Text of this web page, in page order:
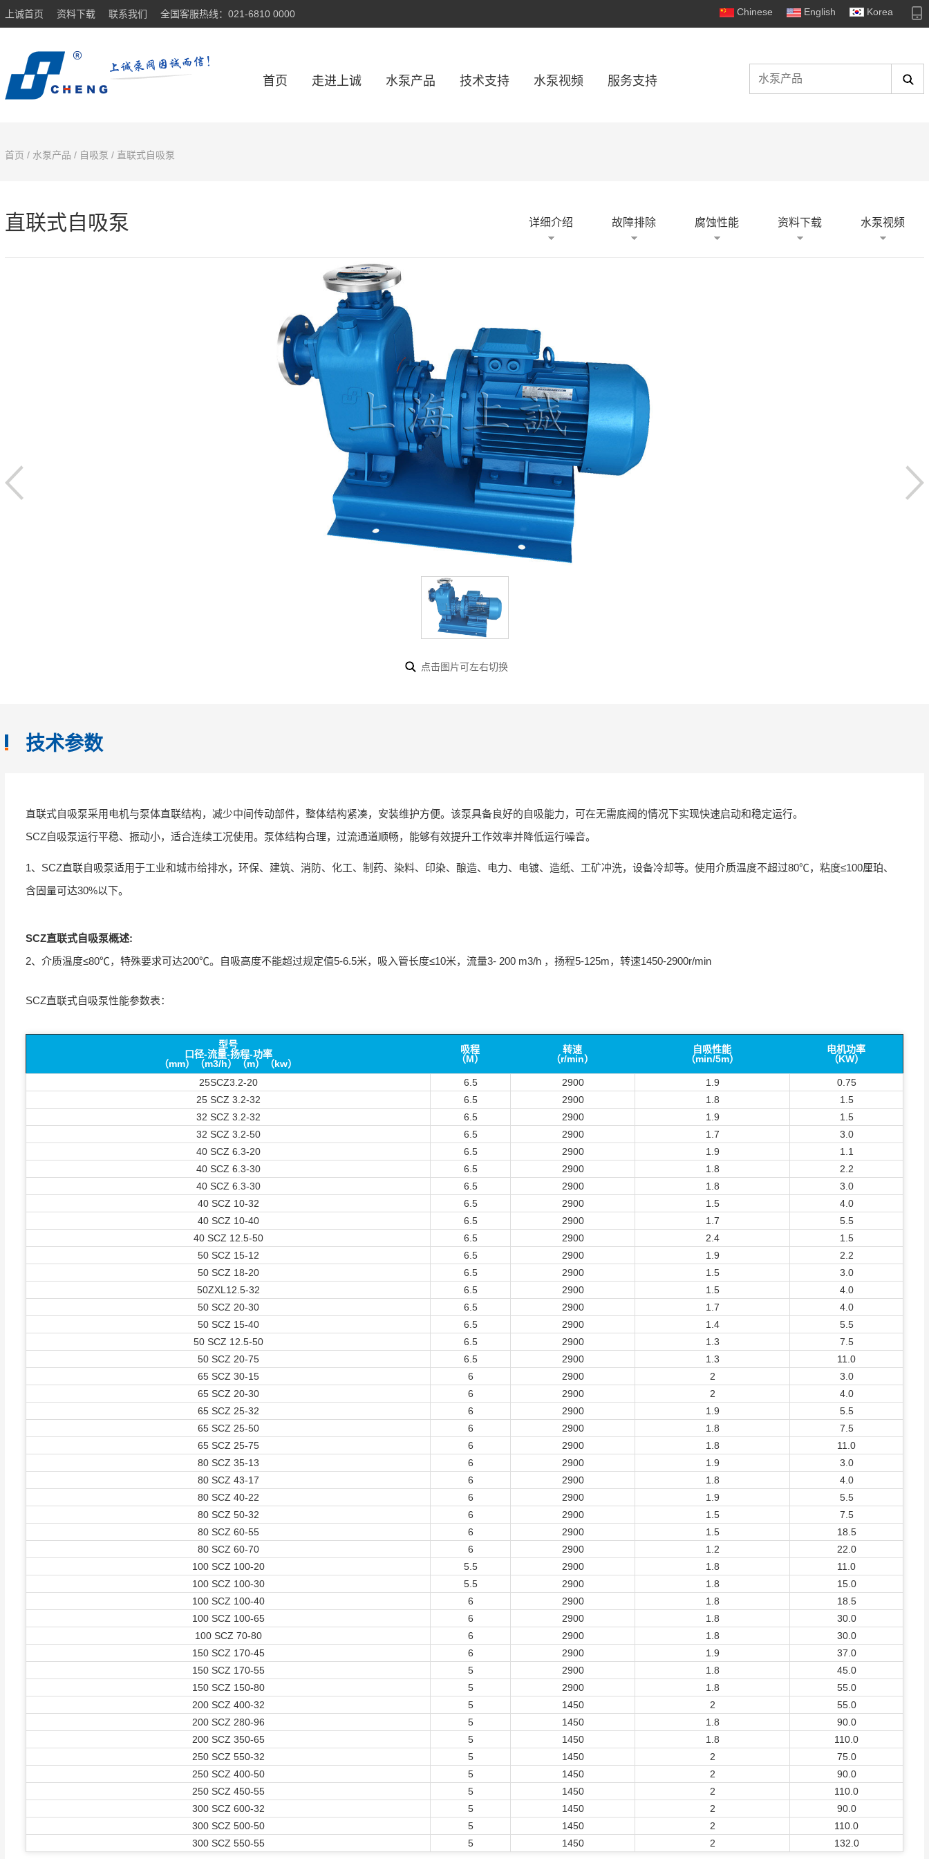
上诚首页 资料下载 联系我们 全国客服热线：021-6810 0000 Korea
English
Chinese
首页 走进上诚 水泵产品 技术支持 水泵视频 服务支持
首页 / 水泵产品 / 自吸泵 / 直联式自吸泵
直联式自吸泵 详细介绍 故障排除 腐蚀性能 资料下载 水泵视频
点击图片可左右切换
技术参数
直联式自吸泵采用电机与泵体直联结构，减少中间传动部件，整体结构紧凑，安装维护方便。该泵具备良好的自吸能力，可在无需底阀的情况下实现快速启动和稳定运行。
SCZ自吸泵运行平稳、振动小，适合连续工况使用。泵体结构合理，过流通道顺畅，能够有效提升工作效率并降低运行噪音。
1、SCZ直联自吸泵适用于工业和城市给排水，环保、建筑、消防、化工、制药、染料、印染、酿造、电力、电镀、造纸、工矿冲洗，设备冷却等。使用介质温度不超过80℃，粘度≤100厘珀、
含固量可达30%以下。
SCZ直联式自吸泵概述:
2、介质温度≤80℃，特殊要求可达200℃。自吸高度不能超过规定值5-6.5米，吸入管长度≤10米，流量3- 200 m3/h ，扬程5-125m，转速1450-2900r/min
SCZ直联式自吸泵性能参数表：
型号
口径-流量-扬程-功率
（mm）（m3/h）（m）（kw）
吸程
（M）
转速
（r/min）
自吸性能
（min/5m）
电机功率
（KW）
25SCZ3.2-20 6.5 2900 1.9
0.75
25 SCZ 3.2-32
6.5 2900 1.8
1.5
32 SCZ 3.2-32
6.5 2900 1.9
1.5
32 SCZ 3.2-50
6.5 2900 1.7
3.0
40 SCZ 6.3-20
6.5 2900 1.9
1.1
40 SCZ 6.3-30
6.5 2900 1.8
2.2
40 SCZ 6.3-30
6.5 2900 1.8
3.0
40 SCZ 10-32
6.5 2900 1.5
4.0
40 SCZ 10-40
6.5 2900 1.7
5.5
40 SCZ 12.5-50
6.5 2900 2.4
1.5
50 SCZ 15-12
6.5 2900 1.9
2.2
50 SCZ 18-20
6.5 2900 1.5
3.0
50ZXL12.5-32
6.5 2900 1.5
4.0
50 SCZ 20-30
6.5 2900 1.7
4.0
50 SCZ 15-40
6.5 2900 1.4
5.5
50 SCZ 12.5-50
6.5 2900 1.3
7.5
50 SCZ 20-75
6.5 2900 1.3
11.0
65 SCZ 30-15
6 2900 2
3.0
65 SCZ 20-30
6 2900 2
4.0
65 SCZ 25-32
6 2900 1.9
5.5
65 SCZ 25-50
6 2900 1.8
7.5
65 SCZ 25-75
6 2900 1.8
11.0
80 SCZ 35-13
6 2900 1.9
3.0
80 SCZ 43-17
6 2900 1.8
4.0
80 SCZ 40-22
6 2900 1.9
5.5
80 SCZ 50-32
6 2900 1.5
7.5
80 SCZ 60-55
6 2900 1.5
18.5
80 SCZ 60-70
6 2900 1.2
22.0
100 SCZ 100-20
5.5 2900 1.8
11.0
100 SCZ 100-30
5.5 2900 1.8
15.0
100 SCZ 100-40
6 2900 1.8
18.5
100 SCZ 100-65
6 2900 1.8
30.0
100 SCZ 70-80
6 2900 1.8
30.0
150 SCZ 170-45
6 2900 1.9
37.0
150 SCZ 170-55
5 2900 1.8
45.0
150 SCZ 150-80
5 2900 1.8
55.0
200 SCZ 400-32
5 1450 2
55.0
200 SCZ 280-96
5 1450 1.8
90.0
200 SCZ 350-65
5 1450 1.8
110.0
250 SCZ 550-32
5 1450 2
75.0
250 SCZ 400-50
5 1450 2
90.0
250 SCZ 450-55
5 1450 2
110.0
300 SCZ 600-32
5 1450 2
90.0
300 SCZ 500-50
5 1450 2
110.0
300 SCZ 550-55
5 1450 2 132.0